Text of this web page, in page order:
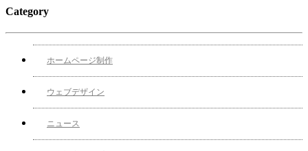
Category
ホームページ制作
ウェブデザイン
ニュース